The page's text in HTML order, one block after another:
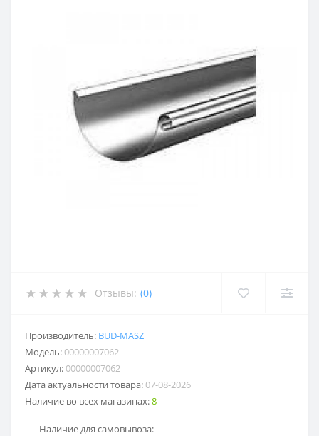
Отзывы: (0)
Производитель: BUD-MASZ
Модель:00000007062
Артикул:00000007062
Дата актуальности товара:07-08-2026
Наличие во всех магазинах:8
Наличие для самовывоза: